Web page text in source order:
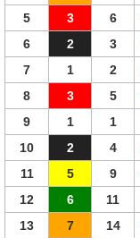
5
3 6
6
2 3
7
1 2
8
3 5
9
1 1
10
2 4
11
5 9
12
6 11
13
7 14